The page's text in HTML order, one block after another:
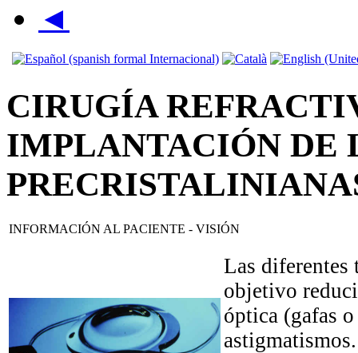
◄
CIRUGÍA
IMPLANTACIÓN DE
INFORMACIÓN AL PACIENTE - VISIÓN
Las diferentes
objetivo
óptica (gafas
astigmatismos.